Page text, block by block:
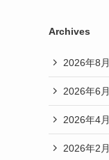
Archives
2026年8月
2026年6月
2026年4月
2026年2月